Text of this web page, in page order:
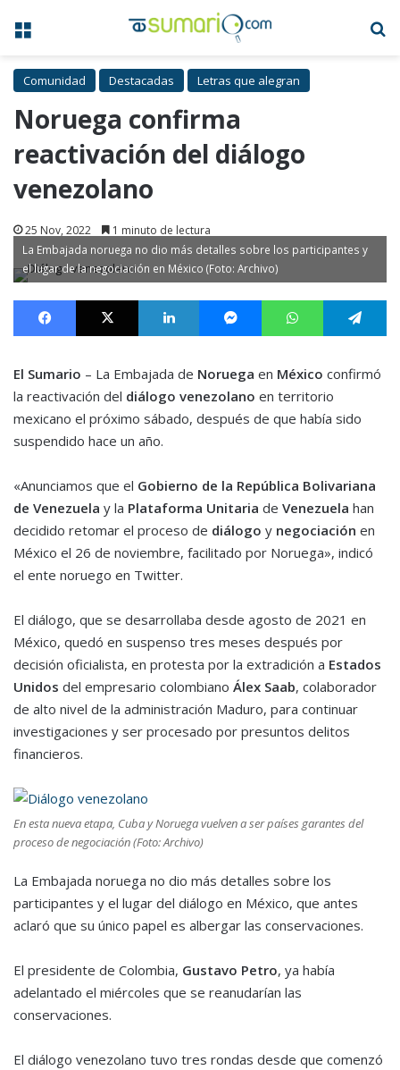
Menú
Comunidad Destacadas Letras que alegran
Noruega confirma
reactivación del diálogo
venezolano
25 Nov, 2022 1 minuto de lectura
La Embajada noruega no dio más detalles sobre los participantes y
el lugar de la negociación en México (Foto: Archivo)
Facebook X LinkedIn MessengerWhatsApp
El Sumario – La Embajada de Noruega en México confirmó
la reactivación del diálogo venezolano en territorio
mexicano el próximo sábado, después de que había sido
suspendido hace un año.
«Anunciamos que el Gobierno de la República Bolivariana
de Venezuela y la Plataforma Unitaria de Venezuela han
decidido retomar el proceso de diálogo y negociación en
México el 26 de noviembre, facilitado por Noruega», indicó
el ente noruego en Twitter.
El diálogo, que se desarrollaba desde agosto de 2021 en
México, quedó en suspenso tres meses después por
decisión oficialista, en protesta por la extradición a Estados
Unidos del empresario colombiano Álex Saab, colaborador
de alto nivel de la administración Maduro, para continuar
investigaciones y ser procesado por presuntos delitos
financieros.
En esta nueva etapa, Cuba y Noruega vuelven a ser países garantes del
proceso de negociación (Foto: Archivo)
La Embajada noruega no dio más detalles sobre los
participantes y el lugar del diálogo en México, que antes
aclaró que su único papel es albergar las conservaciones.
El presidente de Colombia, Gustavo Petro, ya había
adelantado el miércoles que se reanudarían las
conservaciones.
El diálogo venezolano tuvo tres rondas desde que comenzó